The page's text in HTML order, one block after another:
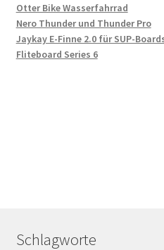
Otter Bike Wasserfahrrad
Nero Thunder und Thunder Pro
Jaykay E-Finne 2.0 für SUP-
Fliteboard Series 6
Schlagworte